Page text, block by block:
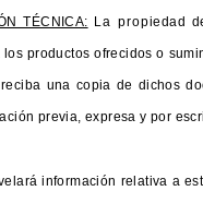
TÉCNICA: La propiedad
productos ofrecidos o
una copia de dichos
previa, expresa y por
información relativa a